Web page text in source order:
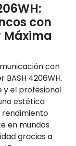
con
Máxima
con
BASH 4206WH.
y el profesional
estética
rendimiento
en mundos
gracias a